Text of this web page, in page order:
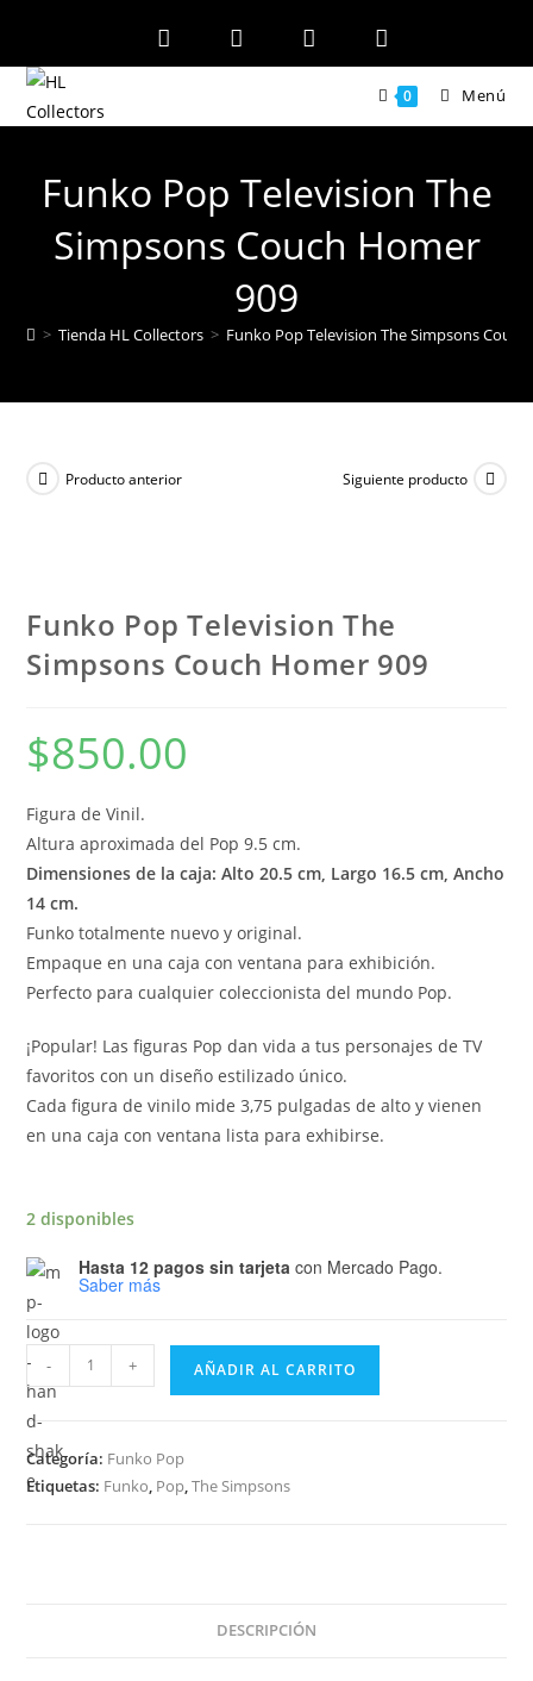
contenido
0 Menú
Funko Pop Television The
Simpsons Couch Homer
909
> Tienda HL Collectors > Funko Pop Television The Simpsons
Producto anterior Siguiente producto
Funko Pop Television The
Simpsons Couch Homer 909
$850.00
Figura de Vinil.
Altura aproximada del Pop 9.5 cm.
Dimensiones de la caja: Alto 20.5 cm, Largo 16.5 cm, Ancho
14 cm.
Funko totalmente nuevo y original.
Empaque en una caja con ventana para exhibición.
Perfecto para cualquier coleccionista del mundo Pop.
¡Popular! Las figuras Pop dan vida a tus personajes de TV
favoritos con un diseño estilizado único.
Cada figura de vinilo mide 3,75 pulgadas de alto y vienen
en una caja con ventana lista para exhibirse.
2 disponibles
Hasta 12 pagos sin tarjeta con Mercado Pago.
Saber más
Pop
Television
The
Simpsons
- + AÑADIR AL CARRITO
Categoría: Funko Pop
Etiquetas: Funko, Pop,The Simpsons
DESCRIPCIÓN